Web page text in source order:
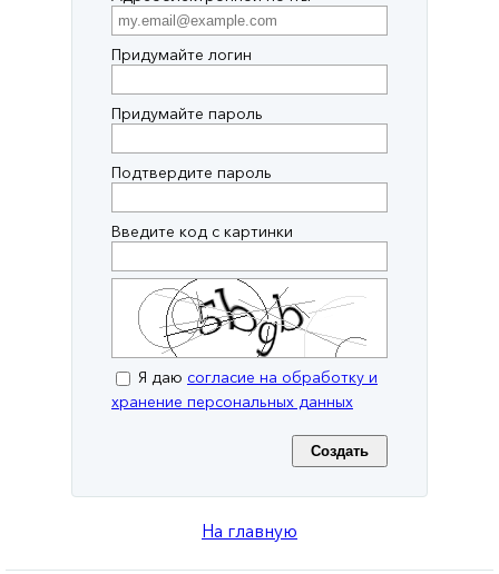
Придумайте логин
Придумайте пароль
Подтвердите пароль
Введите код с картинки
Я даю согласие на обработку и
хранение персональных данных
На главную